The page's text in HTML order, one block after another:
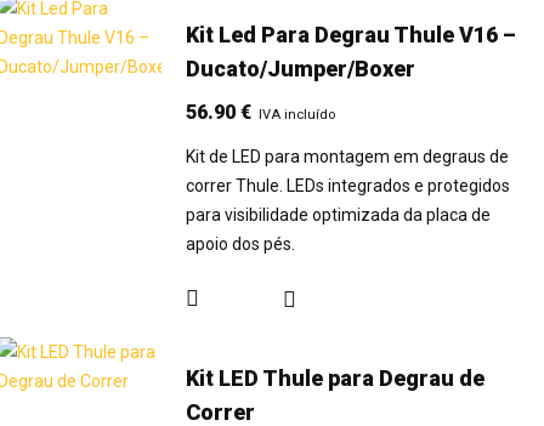
Kit Led Para Degrau Thule V16 –
Ducato/Jumper/Boxer
56.90€ IVA incluído
Kit de LED para montagem em degraus de
correr Thule. LEDs integrados e protegidos
para visibilidade optimizada da placa de
apoio dos pés.
Kit LED Thule para Degrau de
Correr